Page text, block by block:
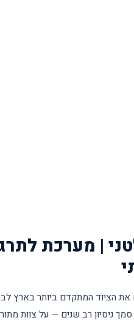
| מערכת
הציוד המתקדם ביותר בארץ
ניסיון רב שנים — על צוות